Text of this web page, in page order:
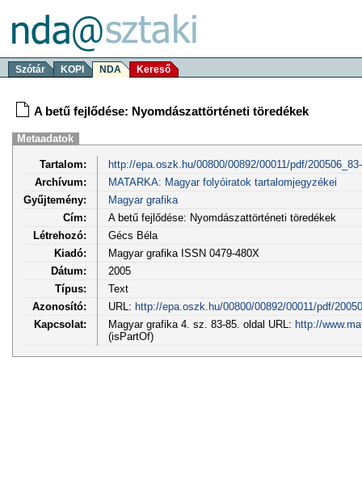
Szótár KOPI NDA Kereső
A betű fejlődése: Nyomdászattörténeti töredékek
Metaadatok
Tartalom:
http://epa.oszk.hu/00800/00892/00011/pdf/
Archívum:
MATARKA: Magyar folyóiratok tartalomjegyzékei
Gyűjtemény:
Magyar grafika
Cím:
A betű fejlődése: Nyomdászattörténeti töredékek
Létrehozó:
Gécs Béla
Kiadó:
Magyar grafika ISSN 0479-480X
Dátum:
2005
Típus:
Text
Azonosító:
URL: http://epa.oszk.hu/00800/00892/00011/pdf/
Kapcsolat:
Magyar grafika 4. sz. 83-85. oldal URL: http://
(isPartOf)